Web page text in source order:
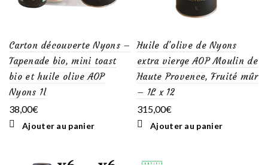
Carton découverte Nyons –
Tapenade bio, mini toast
bio et huile olive AOP
Nyons 1l
38,00€
Ajouter au panier
Huile d’olive de Nyons
extra vierge AOP Moulin de
Haute Provence, Fruité mûr
– 1L x 12
315,00€
Ajouter au panier